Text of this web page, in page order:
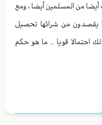
أيضا من المسلمين أيضا ، ومع
يقصدون من شرائها تحصيل
احتمالا قويا .. ما هو حكم